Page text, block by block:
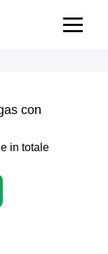
con
in totale